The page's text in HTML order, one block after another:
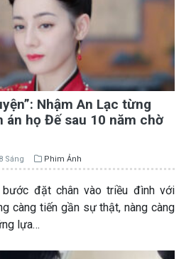
Nhậm An Lạc từng
án họ Đế sau 10 năm chờ
Sáng Phim Ảnh
đặt chân vào triều đình với
càng tiến gần sự thật, nàng càng
lựa…